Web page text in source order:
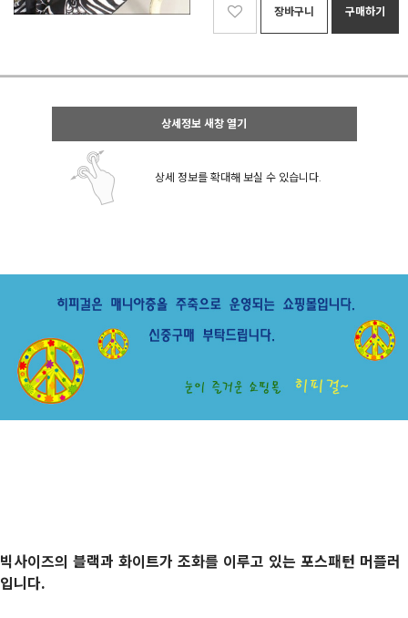
장바구니 구매하기
상세정보 새창 열기
상세 정보를 확대해 보실 수 있습니다.
빅사이즈의 블랙과 화이트가 조화를 이루고 있는 포스패턴 머플러
입니다.